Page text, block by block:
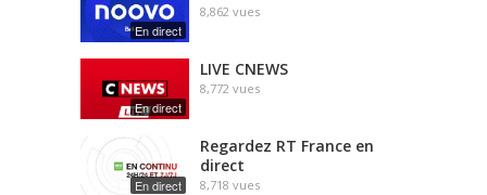
En direct
8,862 vues
En direct
LIVE CNEWS
8,772 vues
En direct
Regardez RT France en
direct
8,718 vues